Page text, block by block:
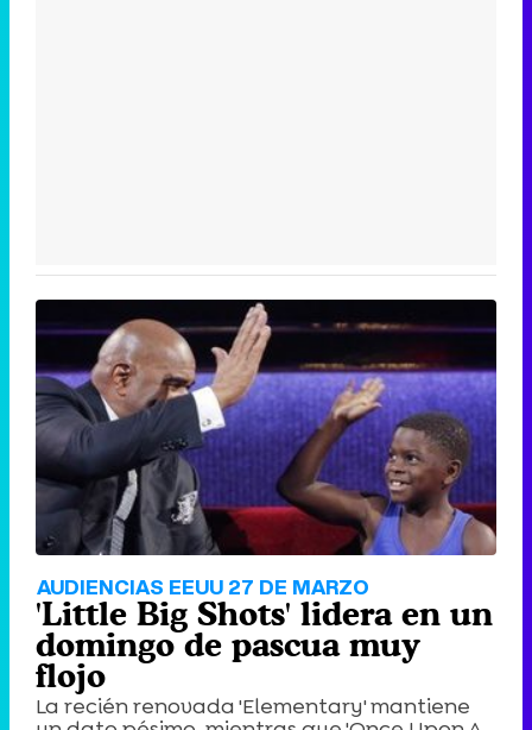
AUDIENCIAS EEUU 27 DE MARZO
'Little Big Shots' lidera en un
domingo de pascua muy
flojo
La recién renovada 'Elementary' mantiene